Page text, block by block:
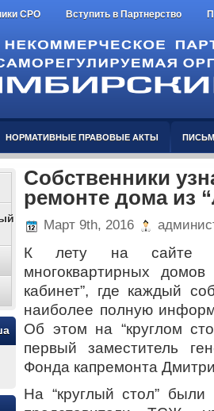
СРО Вступить в Партнерство
НОРМАТИВНЫЕ ПРАВОВЫЕ АКТЫ
Собственники
ремонте дома из
Март 9th, 2016
К лету на сайте
многоквартирных
кабинет”, где каждый
наиболее полную
Об этом на “круглом
первый заместитель
Фонда капремонта
На “круглый стол”